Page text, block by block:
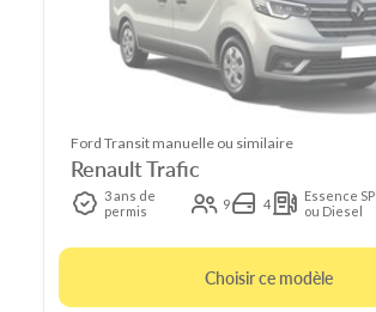
Ford Transit manuelle ou similaire
Renault Trafic
3 ans de
permis
9 4
Essence SP
ou Diesel
Choisir ce modèle